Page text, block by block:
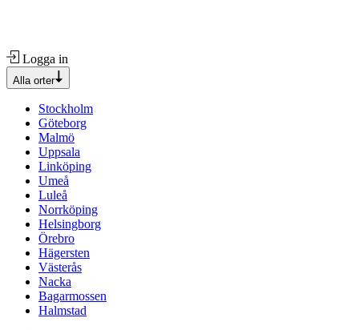
Logga in
Alla orter
Stockholm
Göteborg
Malmö
Uppsala
Linköping
Umeå
Luleå
Norrköping
Helsingborg
Örebro
Hägersten
Västerås
Nacka
Bagarmossen
Halmstad